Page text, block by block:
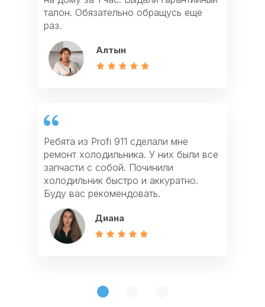
талон. Обязательно обращусь еще
раз.
Ребята из Profi 911 сделали мне
ремонт холодильника. У них были все
запчасти с собой. Починили
холодильник быстро и аккуратно.
Буду вас рекомендовать.
Алтын
Диана
духовки. Спасибо за быстрый сервис.
Рекомендую всем!
Спасибо за ремонт газовой плиты и
ремонт газовой колонки. После
ремонта дали мне гарантию и убрали
весь мусор. Очень хороший сервис!
Фархат
Мастер объяснил причину поломки и
все починил. Спасибо
Если у вас что-то сломалось из
техники, то лучше всего обращаться в
Profi911. У них есть все запчасти,
работают качественно и недорого!
Айзада